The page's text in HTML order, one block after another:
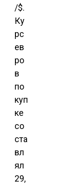
/$.
Ку
рс
ев
ро
в
по
куп
ке
со
ста
вл
ял
29,